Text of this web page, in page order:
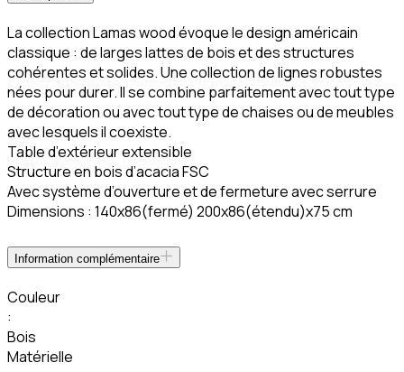
La collection Lamas wood évoque le design américain
classique : de larges lattes de bois et des structures
cohérentes et solides. Une collection de lignes robustes
nées pour durer. Il se combine parfaitement avec tout type
de décoration ou avec tout type de chaises ou de meubles
avec lesquels il coexiste.
Table d’extérieur extensible
Structure en bois d’acacia FSC
Avec système d’ouverture et de fermeture avec serrure
Dimensions : 140x86(fermé) 200x86(étendu)x75 cm
Information complémentaire
Couleur
:
Bois
Matérielle